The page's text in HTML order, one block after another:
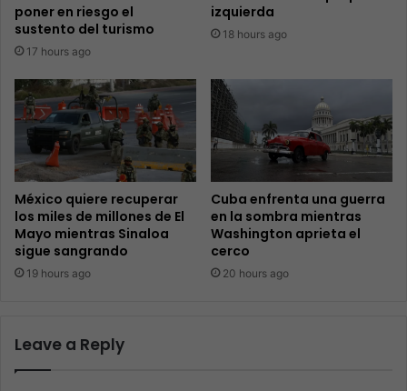
poner en riesgo el
sustento del turismo
17 hours ago
izquierda
18 hours ago
México quiere recuperar
los miles de millones de El
Mayo mientras Sinaloa
sigue sangrando
19 hours ago
Cuba enfrenta una guerra
en la sombra mientras
Washington aprieta el
cerco
20 hours ago
Leave a Reply